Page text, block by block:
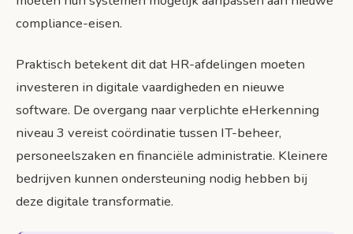
compliance-eisen.
Praktisch betekent dit dat HR-afdelingen moeten
investeren in digitale vaardigheden en nieuwe
software. De overgang naar verplichte eHerkenning
niveau 3 vereist coördinatie tussen IT-beheer,
personeelszaken en financiële administratie. Kleinere
bedrijven kunnen ondersteuning nodig hebben bij
deze digitale transformatie.